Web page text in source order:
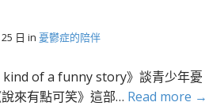
日 in 憂鬱症的陪伴
kind of a funny story》談青少年憂
來有點可笑》這部… Read more →